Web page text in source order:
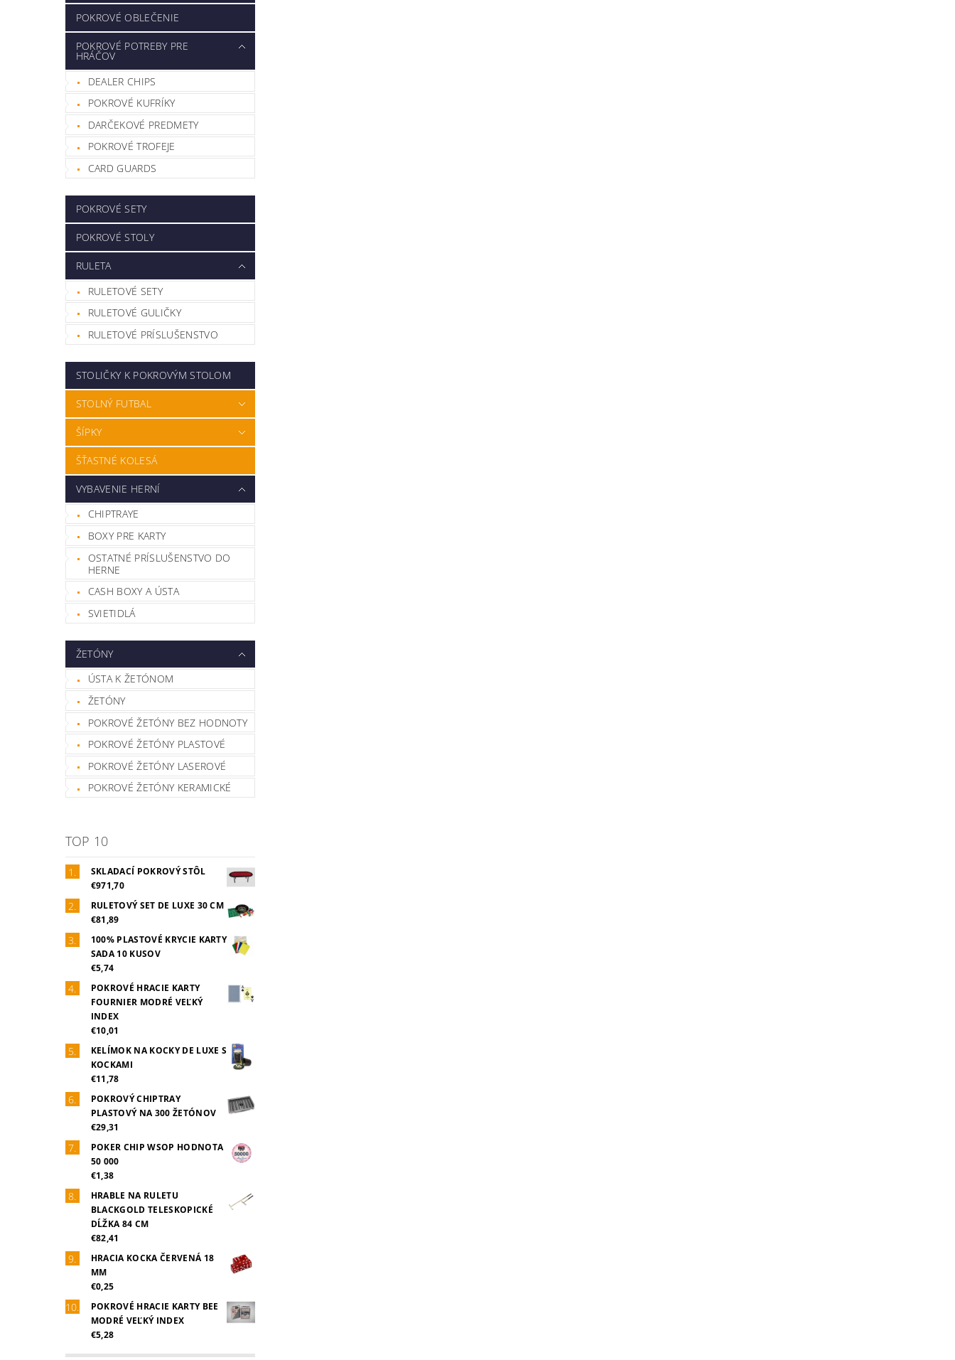
POKROVÉ OBLEČENIE
POKROVÉ POTREBY PRE
HRÁČOV
DEALER CHIPS
POKROVÉ KUFRÍKY
DARČEKOVÉ PREDMETY
POKROVÉ TROFEJE
CARD GUARDS
POKROVÉ SETY
POKROVÉ STOLY
RULETA
RULETOVÉ SETY
RULETOVÉ GULIČKY
RULETOVÉ PRÍSLUŠENSTVO
STOLIČKY K POKROVÝM STOLOM
STOLNÝ FUTBAL
ŠÍPKY
ŠŤASTNÉ KOLESÁ
VYBAVENIE HERNÍ
CHIPTRAYE
BOXY PRE KARTY
OSTATNÉ PRÍSLUŠENSTVO DO
HERNE
CASH BOXY A ÚSTA
SVIETIDLÁ
ŽETÓNY
ÚSTA K ŽETÓNOM
ŽETÓNY
POKROVÉ ŽETÓNY BEZ HODNOTY
POKROVÉ ŽETÓNY PLASTOVÉ
POKROVÉ ŽETÓNY LASEROVÉ
POKROVÉ ŽETÓNY KERAMICKÉ
TOP 10
SKLADACÍ POKROVÝ STÔL
€971,70
RULETOVÝ SET DE LUXE 30 CM
€81,89
100% PLASTOVÉ KRYCIE KARTY
SADA 10 KUSOV
€5,74
POKROVÉ HRACIE KARTY
FOURNIER MODRÉ VEĽKÝ
INDEX
€10,01
KELÍMOK NA KOCKY DE LUXE S
KOCKAMI
€11,78
POKROVÝ CHIPTRAY
PLASTOVÝ NA 300 ŽETÓNOV
€29,31
POKER CHIP WSOP HODNOTA
50 000
€1,38
HRABLE NA RULETU
BLACKGOLD TELESKOPICKÉ
DĹŽKA 84 CM
€82,41
HRACIA KOCKA ČERVENÁ 18
MM
€0,25
POKROVÉ HRACIE KARTY BEE
MODRÉ VEĽKÝ INDEX
€5,28